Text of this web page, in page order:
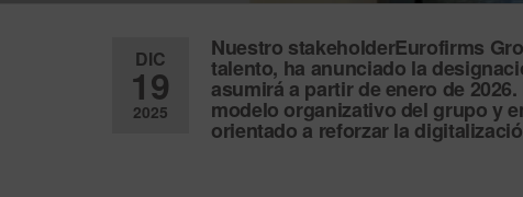
DIC
19
2025
Nuestro stakeholderEurofirms
talento, ha anunciado la
asumirá a partir de enero de
modelo organizativo del grupo y
orientado a reforzar la